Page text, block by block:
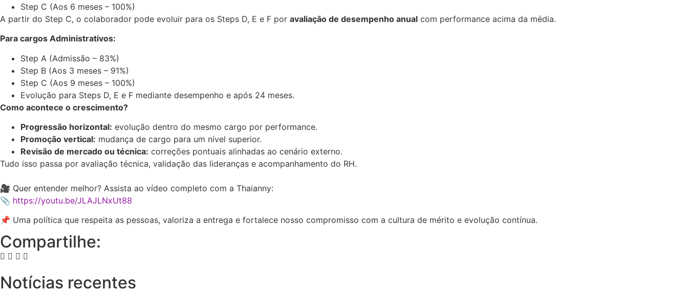
Step C (Aos 6 meses – 100%)
A partir do Step C, o colaborador pode evoluir para os Steps D, E e F por avaliação de desempenho anual com performance acima da média.
Para cargos Administrativos:
Step A (Admissão – 83%)
Step B (Aos 3 meses – 91%)
Step C (Aos 9 meses – 100%)
Evolução para Steps D, E e F mediante desempenho e após 24 meses.
Como acontece o crescimento?
Progressão horizontal: evolução dentro do mesmo cargo por performance.
Promoção vertical: mudança de cargo para um nível superior.
Revisão de mercado ou técnica: correções pontuais alinhadas ao cenário externo.
Tudo isso passa por avaliação técnica, validação das lideranças e acompanhamento do RH.
🎥 Quer entender melhor? Assista ao vídeo completo com a Thaianny:
📎 https://youtu.be/JLAJLNxUt88
📌 Uma política que respeita as pessoas, valoriza a entrega e fortalece nosso compromisso com a cultura de mérito e evolução contínua.
Compartilhe:
Notícias recentes